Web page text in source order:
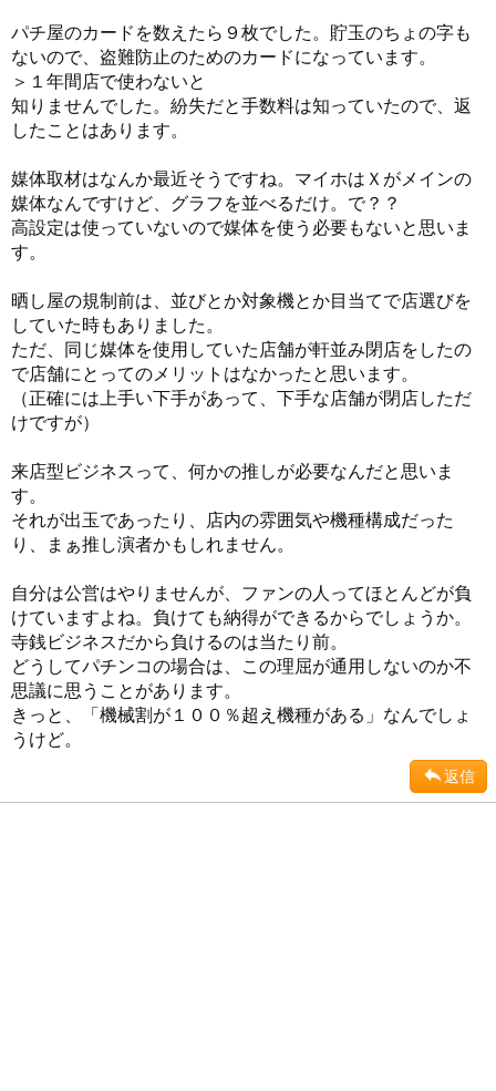
パチ屋のカードを数えたら９枚でした。貯玉のちょの字も
ないので、盗難防止のためのカードになっています。
＞１年間店で使わないと
知りませんでした。紛失だと手数料は知っていたので、返
したことはあります。
媒体取材はなんか最近そうですね。マイホはＸがメインの
媒体なんですけど、グラフを並べるだけ。で？？
高設定は使っていないので媒体を使う必要もないと思いま
す。
晒し屋の規制前は、並びとか対象機とか目当てで店選びを
していた時もありました。
ただ、同じ媒体を使用していた店舗が軒並み閉店をしたの
で店舗にとってのメリットはなかったと思います。
（正確には上手い下手があって、下手な店舗が閉店しただ
けですが）
来店型ビジネスって、何かの推しが必要なんだと思いま
す。
それが出玉であったり、店内の雰囲気や機種構成だった
り、まぁ推し演者かもしれません。
自分は公営はやりませんが、ファンの人ってほとんどが負
けていますよね。負けても納得ができるからでしょうか。
寺銭ビジネスだから負けるのは当たり前。
どうしてパチンコの場合は、この理屈が通用しないのか不
思議に思うことがあります。
きっと、「機械割が１００％超え機種がある」なんでしょ
うけど。
返信